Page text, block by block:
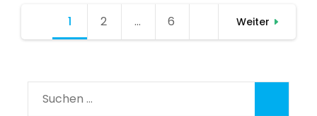
Seitennummerierung
1 Seite
2 … Seite
6 Weiter
Suchen